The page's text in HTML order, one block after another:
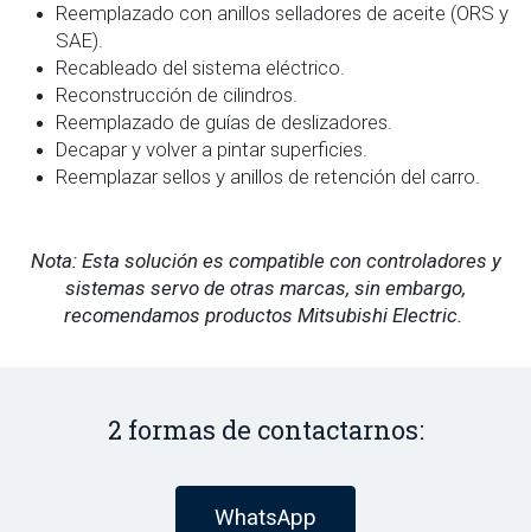
Reemplazado con anillos selladores de aceite (ORS y
SAE).
Recableado del sistema eléctrico.
Reconstrucción de cilindros.
Reemplazado de guías de deslizadores.
Decapar y volver a pintar superficies.
Reemplazar sellos y anillos de retención del carro.
Nota: Esta solución es compatible con controladores y
sistemas servo de otras marcas, sin embargo,
recomendamos productos Mitsubishi Electric.
2 formas de contactarnos:
WhatsApp